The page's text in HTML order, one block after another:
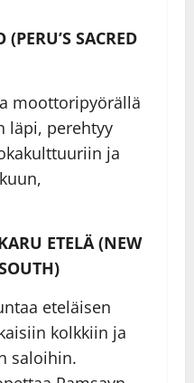
SACRED
moottoripyörällä
läpi, perehtyy
ja
ETELÄ (NEW
eteläisen
kolkkiin ja
saloihin.